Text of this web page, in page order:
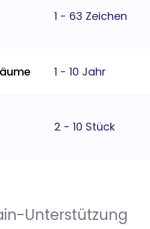
1 - 63 Zeichen
1 - 10 Jahr
2 - 10 Stück
Unterstützung